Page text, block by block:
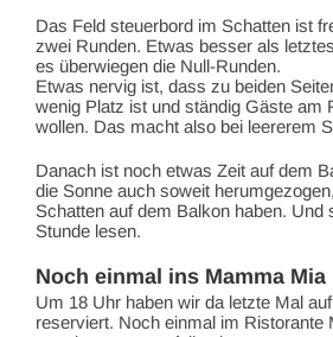
Das Feld steuerbord im Schatten ist
zwei Runden. Etwas besser als
es überwiegen die Null-Runden.
Etwas nervig ist, dass zu beiden
wenig Platz ist und ständig Gäste am
wollen. Das macht also bei leererem
Danach ist noch etwas Zeit auf dem
die Sonne auch soweit
Schatten auf dem Balkon haben. Und
Stunde lesen.
Noch einmal ins Mamma Mia
Um 18 Uhr haben wir da letzte Mal
reserviert. Noch einmal im Ristorante